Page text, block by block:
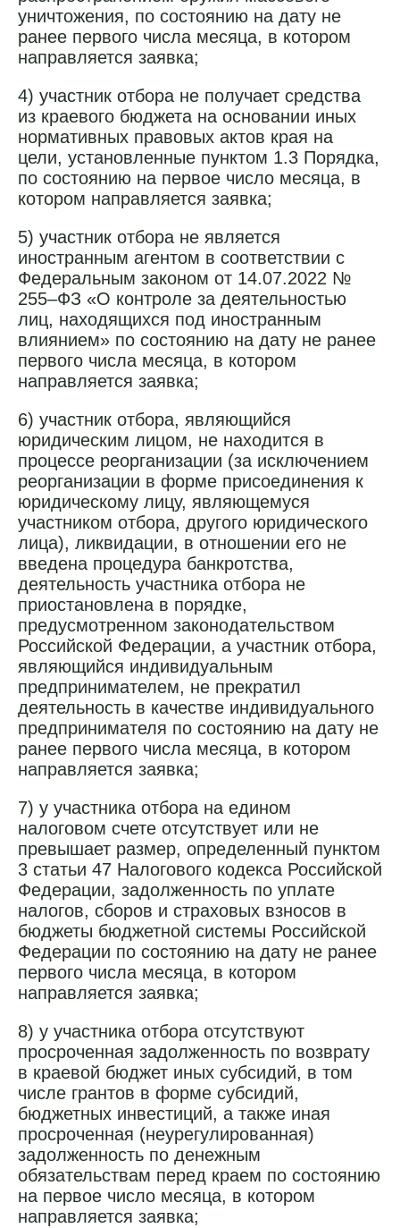
уничтожения, по состоянию на дату не
ранее первого числа месяца, в котором
направляется заявка;
4) участник отбора не получает средства
из краевого бюджета на основании иных
нормативных правовых актов края на
цели, установленные пунктом 1.3 Порядка,
по состоянию на первое число месяца, в
котором направляется заявка;
5) участник отбора не является
иностранным агентом в соответствии с
Федеральным законом от 14.07.2022 №
255–ФЗ «О контроле за деятельностью
лиц, находящихся под иностранным
влиянием» по состоянию на дату не ранее
первого числа месяца, в котором
направляется заявка;
6) участник отбора, являющийся
юридическим лицом, не находится в
процессе реорганизации (за исключением
реорганизации в форме присоединения к
юридическому лицу, являющемуся
участником отбора, другого юридического
лица), ликвидации, в отношении его не
введена процедура банкротства,
деятельность участника отбора не
приостановлена в порядке,
предусмотренном законодательством
Российской Федерации, а участник отбора,
являющийся индивидуальным
предпринимателем, не прекратил
деятельность в качестве индивидуального
предпринимателя по состоянию на дату не
ранее первого числа месяца, в котором
направляется заявка;
7) у участника отбора на едином
налоговом счете отсутствует или не
превышает размер, определенный пунктом
3 статьи 47 Налогового кодекса Российской
Федерации, задолженность по уплате
налогов, сборов и страховых взносов в
бюджеты бюджетной системы Российской
Федерации по состоянию на дату не ранее
первого числа месяца, в котором
направляется заявка;
8) у участника отбора отсутствуют
просроченная задолженность по возврату
в краевой бюджет иных субсидий, в том
числе грантов в форме субсидий,
бюджетных инвестиций, а также иная
просроченная (неурегулированная)
задолженность по денежным
обязательствам перед краем по состоянию
на первое число месяца, в котором
направляется заявка;